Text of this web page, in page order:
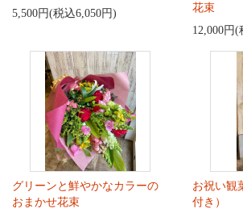
5,500円(税込6,050円)
花束
12,000円(
グリーンと鮮やかなカラーの
おまかせ花束
お祝い観
付き）